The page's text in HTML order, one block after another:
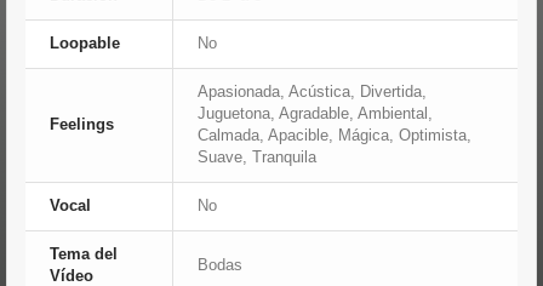
Loopable No
Feelings
Apasionada, Acústica, Divertida,
Juguetona, Agradable, Ambiental,
Calmada, Apacible, Mágica, Optimista,
Suave, Tranquila
Vocal No
Tema del
Vídeo
Bodas